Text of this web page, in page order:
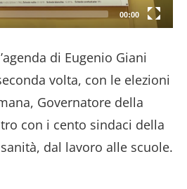
00:00
di Eugenio Giani
volta, con le elezioni
Governatore della
con i cento sindaci della
dal lavoro alle scuole.